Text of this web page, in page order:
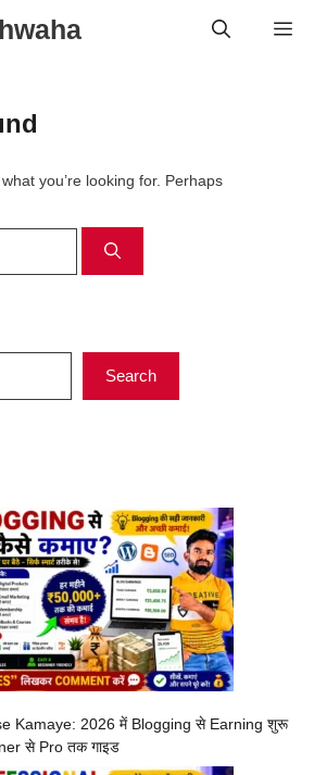
you’re looking for. Perhaps
Search
Kamaye: 2026 में Blogging से Earning शुरू
से Pro तक गाइड